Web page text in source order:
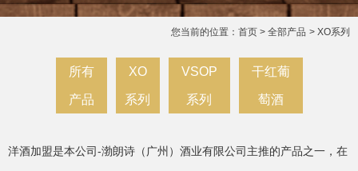
您当前的位置：首页 > 全部产品 > XO系列
所有
产品
XO
系列
VSOP
系列
干红葡
萄酒
洋酒加盟是本公司-渤朗诗（广州）酒业有限公司主推的产品之一，在